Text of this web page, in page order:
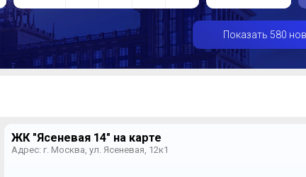
Показать 580
ЖК "Ясеневая 14" на карте
Адрес: г. Москва, ул. Ясеневая, 12к1